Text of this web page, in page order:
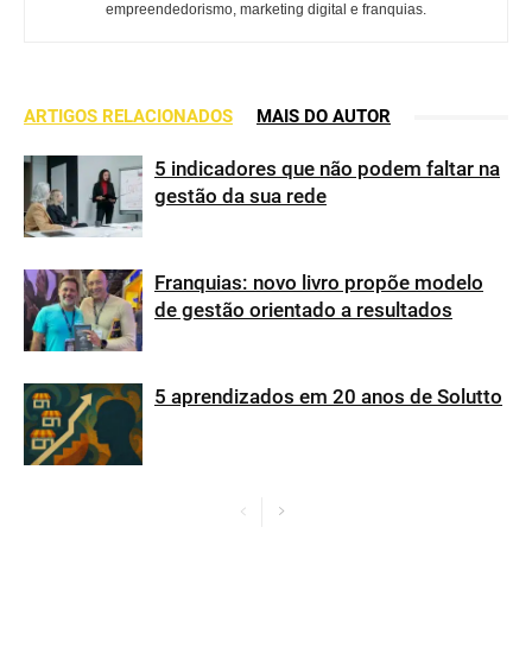
empreendedorismo, marketing digital e franquias.
ARTIGOS RELACIONADOS MAIS DO AUTOR
5 indicadores que não podem faltar na
gestão da sua rede
Franquias: novo livro propõe modelo
de gestão orientado a resultados
5 aprendizados em 20 anos de Solutto